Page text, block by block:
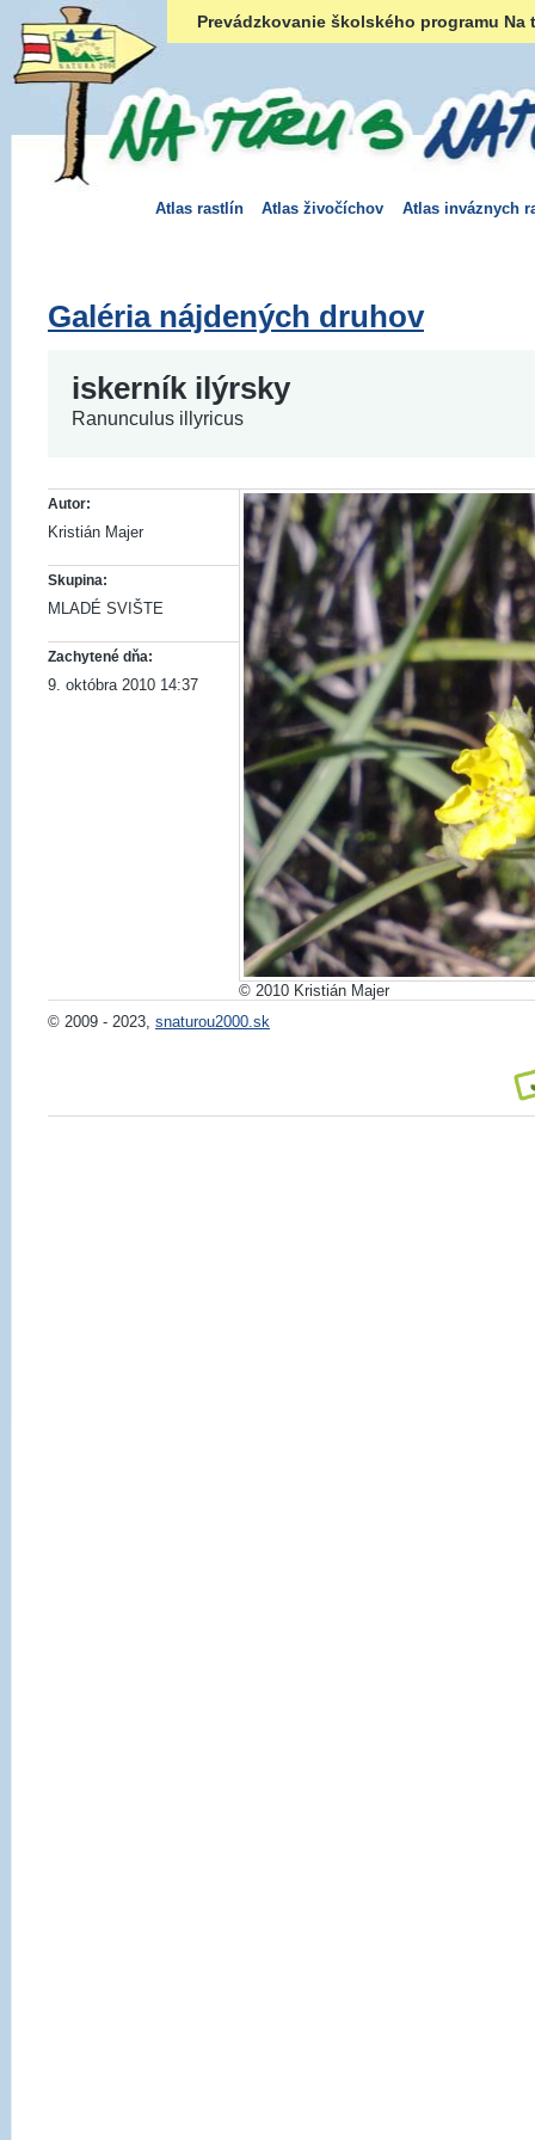
Prevádzkovanie školského programu
Atlas rastlín Atlas živočíchov Atlas inváznych
Galéria nájdených druhov
iskerník ilýrsky
Ranunculus illyricus
Autor:
Kristián Majer
Skupina:
MLADÉ SVIŠTE
Zachytené dňa:
9. októbra 2010 14:37
© 2010 Kristián Majer
© 2009 - 2023, snaturou2000.sk